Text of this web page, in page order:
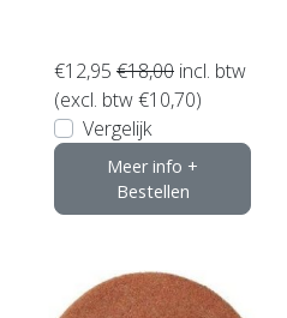
€12,95 €18,00 incl. btw
(excl. btw €10,70)
Vergelijk
Meer info +
Bestellen